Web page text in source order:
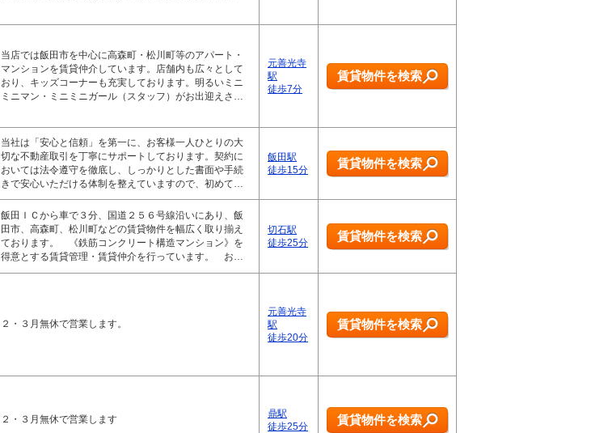
当店では飯田市を中心に高森町・松川町等のアパート・
マンションを賃貸仲介しています。店舗内も広々として
おり、キッズコーナーも充実しております。明るいミニ
ミニマン・ミニミニガール（スタッフ）がお出迎えさ…
元善光寺
駅
徒歩7分
賃貸物件を検索
当社は「安心と信頼」を第一に、お客様一人ひとりの大
切な不動産取引を丁寧にサポートしております。契約に
おいては法令遵守を徹底し、しっかりとした書面や手続
きで安心いただける体制を整えていますので、初めて…
飯田駅
徒歩15分
賃貸物件を検索
飯田ＩＣから車で３分、国道２５６号線沿いにあり、飯
田市、高森町、松川町などの賃貸物件を幅広く取り揃え
ております。 《鉄筋コンクリート構造マンション》を
得意とする賃貸管理・賃貸仲介を行っています。 お…
切石駅
徒歩25分
賃貸物件を検索
２・３月無休で営業します。
元善光寺
駅
徒歩20分
賃貸物件を検索
２・３月無休で営業します
鼎駅
徒歩25分
賃貸物件を検索